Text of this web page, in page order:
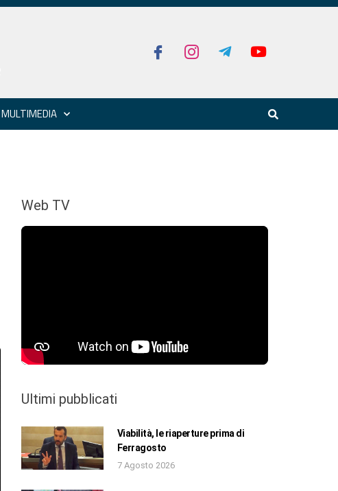
MULTIMEDIA
Web TV
Ultimi pubblicati
Viabilità, le riaperture prima di
Ferragosto
7 Agosto 2026